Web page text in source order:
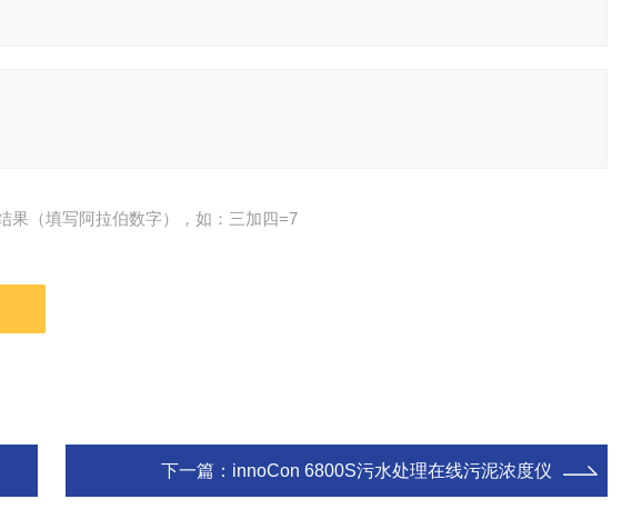
果（填写阿拉伯数字），如：三加四=7
下一篇： innoCon 6800S污水处理在线污泥浓度仪